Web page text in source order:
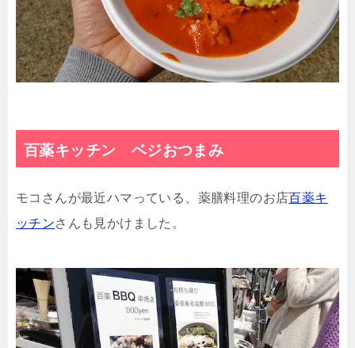
百薬キッチン ベジおつまみ
モコさんが最近ハマっている、薬膳料理のお店百薬キ
ッチンさんも見かけました。